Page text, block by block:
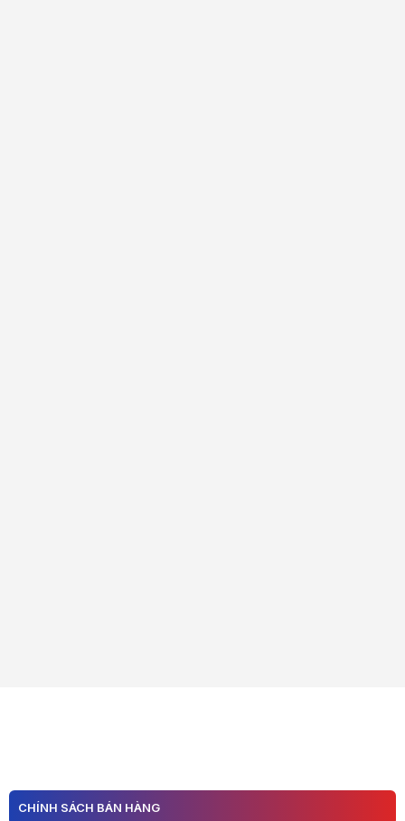
CHÍNH SÁCH BÁN HÀNG